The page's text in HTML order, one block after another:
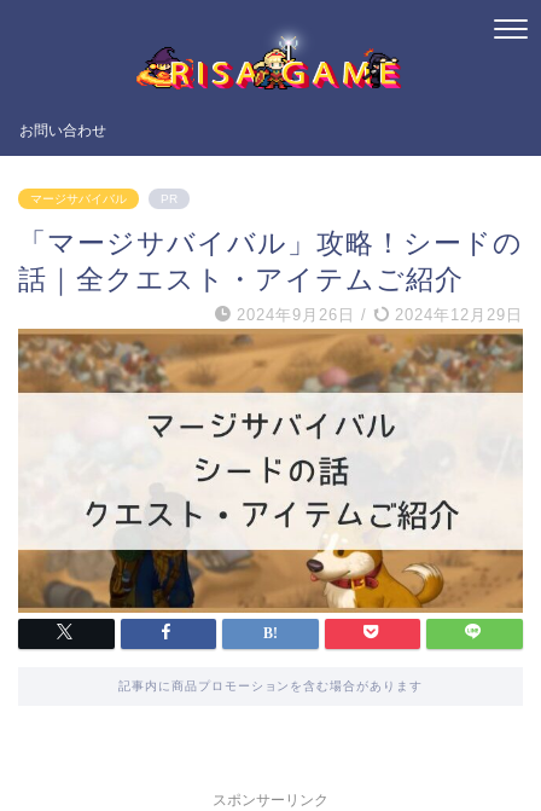
お問い合わせ
マージサバイバル PR
「マージサバイバル」攻略！シードの
話｜全クエスト・アイテムご紹介
2024年9月26日 / 2024年12月29日
記事内に商品プロモーションを含む場合があります
スポンサーリンク